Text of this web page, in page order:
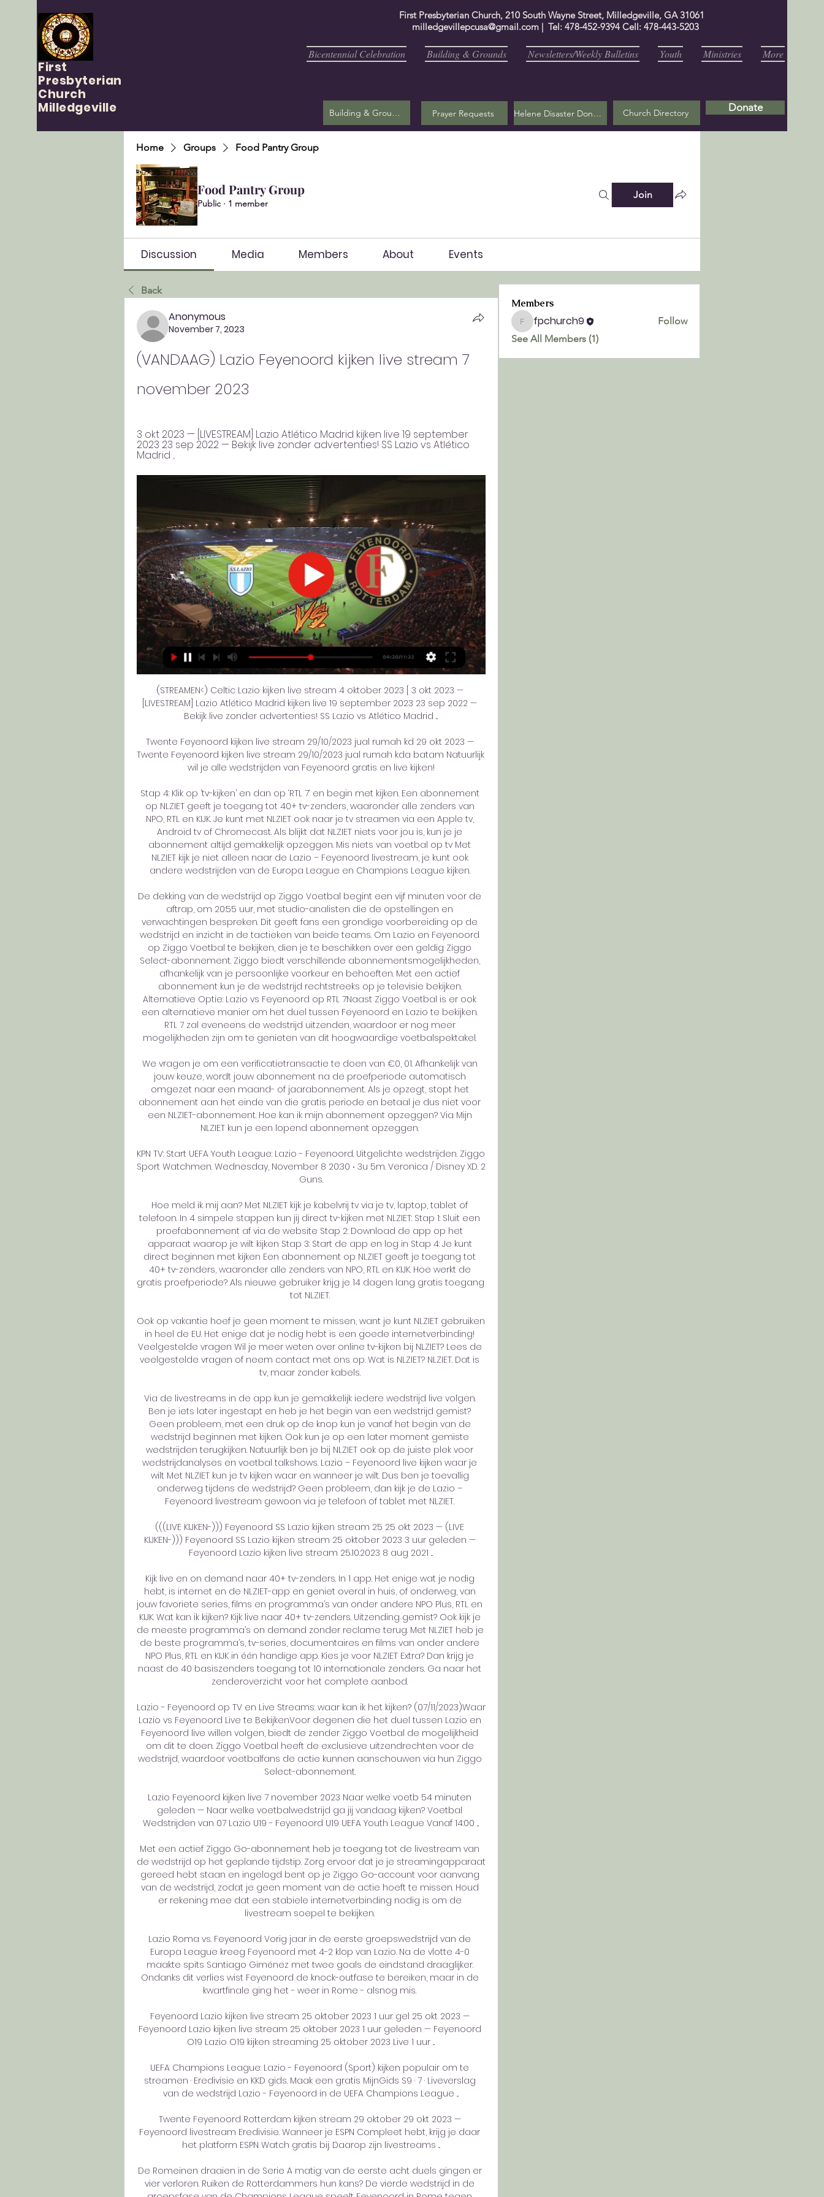
First
Presbyterian
Church
Milledgeville
First Presbyterian Church, 210 South Wayne Street, Milledgeville, GA 31061
milledgevillepcusa@gmail.com | Tel: 478-452-9394 Cell: 478-443-5203
Bicentennial Celebration Building & Grounds Newsletters/Weekly Bulletins Youth Ministries More
Building & Grounds Prayer Requests Helene Disaster Donation Church Directory Donate
Home Groups Food Pantry Group
Food Pantry Group
Public · 1 member
Join
Discussion Media Members About Events
Back
Anonymous
November 7, 2023
(VANDAAG) Lazio Feyenoord kijken live stream 7
november 2023
3 okt 2023 — [LIVESTREAM] Lazio Atlético Madrid kijken live 19 september
2023 23 sep 2022 — Bekijk live zonder advertenties! SS Lazio vs Atlético
Madrid ...
(STREAMEN<) Celtic Lazio kijken live stream 4 oktober 2023 [ 3 okt 2023 —
[LIVESTREAM] Lazio Atlético Madrid kijken live 19 september 2023 23 sep 2022 —
Bekijk live zonder advertenties! SS Lazio vs Atlético Madrid ...
Twente Feyenoord kijken live stream 29/10/2023 jual rumah kd 29 okt 2023 —
Twente Feyenoord kijken live stream 29/10/2023 jual rumah kda batam Natuurlijk
wil je alle wedstrijden van Feyenoord gratis en live kijken!
Stap 4: Klik op ’tv-kijken’ en dan op ‘RTL 7‘ en begin met kijken. Een abonnement
op NLZIET geeft je toegang tot 40+ tv-zenders, waaronder alle zenders van
NPO, RTL en KIJK. Je kunt met NLZIET ook naar je tv streamen via een Apple tv,
Android tv of Chromecast. Als blijkt dat NLZIET niets voor jou is, kun je je
abonnement altijd gemakkelijk opzeggen. Mis niets van voetbal op tv Met
NLZIET kijk je niet alleen naar de Lazio – Feyenoord livestream, je kunt ook
andere wedstrijden van de Europa League en Champions League kijken.
De dekking van de wedstrijd op Ziggo Voetbal begint een vijf minuten voor de
aftrap, om 20:55 uur, met studio-analisten die de opstellingen en
verwachtingen bespreken. Dit geeft fans een grondige voorbereiding op de
wedstrijd en inzicht in de tactieken van beide teams. Om Lazio en Feyenoord
op Ziggo Voetbal te bekijken, dien je te beschikken over een geldig Ziggo
Select-abonnement. Ziggo biedt verschillende abonnementsmogelijkheden,
afhankelijk van je persoonlijke voorkeur en behoeften. Met een actief
abonnement kun je de wedstrijd rechtstreeks op je televisie bekijken.
Alternatieve Optie: Lazio vs Feyenoord op RTL 7Naast Ziggo Voetbal is er ook
een alternatieve manier om het duel tussen Feyenoord en Lazio te bekijken.
RTL 7 zal eveneens de wedstrijd uitzenden, waardoor er nog meer
mogelijkheden zijn om te genieten van dit hoogwaardige voetbalspektakel.
We vragen je om een verificatietransactie te doen van €0, 01. Afhankelijk van
jouw keuze, wordt jouw abonnement na de proefperiode automatisch
omgezet naar een maand- of jaarabonnement. Als je opzegt, stopt het
abonnement aan het einde van die gratis periode en betaal je dus niet voor
een NLZIET-abonnement. Hoe kan ik mijn abonnement opzeggen? Via Mijn
NLZIET kun je een lopend abonnement opzeggen.
KPN TV: Start UEFA Youth League: Lazio - Feyenoord. Uitgelichte wedstrijden. Ziggo
Sport Watchmen. Wednesday, November 8 20:30 ‧ 3u 5m. Veronica / Disney XD. 2
Guns.
Hoe meld ik mij aan? Met NLZIET kijk je kabelvrij tv via je tv, laptop, tablet of
telefoon. In 4 simpele stappen kun jij direct tv-kijken met NLZIET: Stap 1: Sluit een
proefabonnement af via de website Stap 2: Download de app op het
apparaat waarop je wilt kijken Stap 3: Start de app en log in Stap 4: Je kunt
direct beginnen met kijken Een abonnement op NLZIET geeft je toegang tot
40+ tv-zenders, waaronder alle zenders van NPO, RTL en KIJK. Hoe werkt de
gratis proefperiode? Als nieuwe gebruiker krijg je 14 dagen lang gratis toegang
tot NLZIET.
Ook op vakantie hoef je geen moment te missen, want je kunt NLZIET gebruiken
in heel de EU. Het enige dat je nodig hebt is een goede internetverbinding!
Veelgestelde vragen Wil je meer weten over online tv-kijken bij NLZIET? Lees de
veelgestelde vragen of neem contact met ons op. Wat is NLZIET? NLZIET. Dat is
tv, maar zonder kabels.
Via de livestreams in de app kun je gemakkelijk iedere wedstrijd live volgen.
Ben je iets later ingestapt en heb je het begin van een wedstrijd gemist?
Geen probleem, met een druk op de knop kun je vanaf het begin van de
wedstrijd beginnen met kijken. Ook kun je op een later moment gemiste
wedstrijden terugkijken. Natuurlijk ben je bij NLZIET ook op de juiste plek voor
wedstrijdanalyses en voetbal talkshows. Lazio – Feyenoord live kijken waar je
wilt Met NLZIET kun je tv kijken waar en wanneer je wilt. Dus ben je toevallig
onderweg tijdens de wedstrijd? Geen probleem, dan kijk je de Lazio –
Feyenoord livestream gewoon via je telefoon of tablet met NLZIET.
(((LIVE KIJKEN-))) Feyenoord SS Lazio kijken stream 25 25 okt 2023 — (LIVE
KIJKEN-))) Feyenoord SS Lazio kijken stream 25 oktober 2023 3 uur geleden —
Feyenoord Lazio kijken live stream 25.10.2023 8 aug 2021 ...
Kijk live en on demand naar 40+ tv-zenders. In 1 app. Het enige wat je nodig
hebt, is internet en de NLZIET-app en geniet overal in huis, of onderweg, van
jouw favoriete series, films en programma’s van onder andere NPO Plus, RTL en
KIJK. Wat kan ik kijken? Kijk live naar 40+ tv-zenders. Uitzending gemist? Ook kijk je
de meeste programma’s on demand zonder reclame terug. Met NLZIET heb je
de beste programma’s, tv-series, documentaires en films van onder andere
NPO Plus, RTL en KIJK in één handige app. Kies je voor NLZIET Extra? Dan krijg je
naast de 40 basiszenders toegang tot 10 internationale zenders. Ga naar het
zenderoverzicht voor het complete aanbod.
Lazio - Feyenoord op TV en Live Streams: waar kan ik het kijken? (07/11/2023)Waar
Lazio vs Feyenoord Live te BekijkenVoor degenen die het duel tussen Lazio en
Feyenoord live willen volgen, biedt de zender Ziggo Voetbal de mogelijkheid
om dit te doen. Ziggo Voetbal heeft de exclusieve uitzendrechten voor de
wedstrijd, waardoor voetbalfans de actie kunnen aanschouwen via hun Ziggo
Select-abonnement.
Lazio Feyenoord kijken live 7 november 2023 Naar welke voetb 54 minuten
geleden — Naar welke voetbalwedstrijd ga jij vandaag kijken? Voetbal
Wedstrijden van 07 Lazio U19 - Feyenoord U19 UEFA Youth League Vanaf 14:00 ...
Met een actief Ziggo Go-abonnement heb je toegang tot de livestream van
de wedstrijd op het geplande tijdstip. Zorg ervoor dat je je streamingapparaat
gereed hebt staan en ingelogd bent op je Ziggo Go-account voor aanvang
van de wedstrijd, zodat je geen moment van de actie hoeft te missen. Houd
er rekening mee dat een stabiele internetverbinding nodig is om de
livestream soepel te bekijken.
Lazio Roma vs. Feyenoord Vorig jaar in de eerste groepswedstrijd van de
Europa League kreeg Feyenoord met 4-2 klop van Lazio. Na de vlotte 4-0
maakte spits Santiago Giménez met twee goals de eindstand draaglijker.
Ondanks dit verlies wist Feyenoord de knock-outfase te bereiken, maar in de
kwartfinale ging het - weer in Rome - alsnog mis.
Feyenoord Lazio kijken live stream 25 oktober 2023 1 uur gel 25 okt 2023 —
Feyenoord Lazio kijken live stream 25 oktober 2023 1 uur geleden — Feyenoord
O19 Lazio O19 kijken streaming 25 oktober 2023 Live 1 uur ...
UEFA Champions League: Lazio - Feyenoord (Sport) kijken populair om te
streamen · Eredivisie en KKD gids. Maak een gratis MijnGids S9 · 7 · Liveverslag
van de wedstrijd Lazio - Feyenoord in de UEFA Champions League ...
Twente Feyenoord Rotterdam kijken stream 29 oktober 29 okt 2023 —
Feyenoord livestream Eredivisie. Wanneer je ESPN Compleet hebt, krijg je daar
het platform ESPN Watch gratis bij. Daarop zijn livestreams ...
De Romeinen draaien in de Serie A matig: van de eerste acht duels gingen er
vier verloren. Ruiken de Rotterdammers hun kans? De vierde wedstrijd in de
Members
fpchurch9
fpchurch9
Follow
See All Members (1)